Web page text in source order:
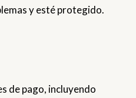
y esté protegido.
de pago, incluyendo